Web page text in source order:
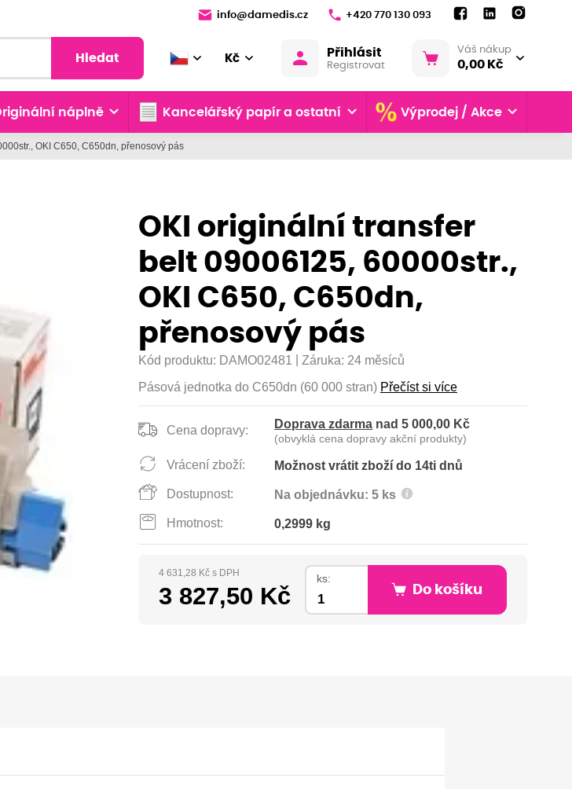
info@damedis.cz +420 770 130 093
Hledat Kč Přihlásit
Registrovat
Váš nákup
0,00 Kč
náplně Kancelářský papír a ostatní Výprodej / Akce
OKI C650, C650dn, přenosový pás
OKI originální transfer
belt 09006125, 60000str.,
OKI C650, C650dn,
přenosový pás
Kód produktu: DAMO02481 Záruka: 24 měsíců
Pásová jednotka do C650dn (60 000 stran) Přečíst si více
Cena dopravy:
Doprava zdarma nad 5 000,00 Kč
(obvyklá cena dopravy akční produkty)
Vrácení zboží: Možnost vrátit zboží do 14ti dnů
Dostupnost: Na objednávku: 5 ks
Hmotnost: 0,2999 kg
4 631,28 Kč s DPH
3 827,50 Kč
ks:
Do košíku